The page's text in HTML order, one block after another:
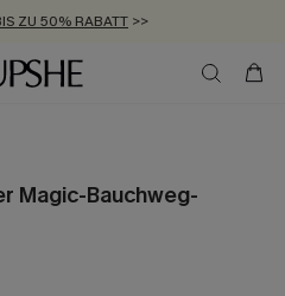
ZU 50% RABATT >>
-20% EXTRA ERHALTEN
AB 89 €
Magic-Bauchweg-